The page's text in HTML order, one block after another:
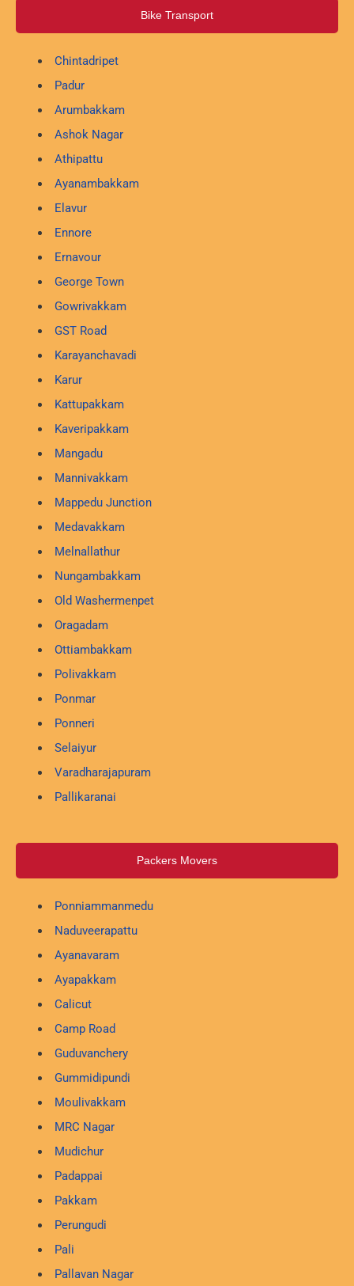
Bike Transport
Chintadripet
Padur
Arumbakkam
Ashok Nagar
Athipattu
Ayanambakkam
Elavur
Ennore
Ernavour
George Town
Gowrivakkam
GST Road
Karayanchavadi
Karur
Kattupakkam
Kaveripakkam
Mangadu
Mannivakkam
Mappedu Junction
Medavakkam
Melnallathur
Nungambakkam
Old Washermenpet
Oragadam
Ottiambakkam
Polivakkam
Ponmar
Ponneri
Selaiyur
Varadharajapuram
Pallikaranai
Packers Movers
Ponniammanmedu
Naduveerapattu
Ayanavaram
Ayapakkam
Calicut
Camp Road
Guduvanchery
Gummidipundi
Moulivakkam
MRC Nagar
Mudichur
Padappai
Pakkam
Perungudi
Pali
Pallavan Nagar